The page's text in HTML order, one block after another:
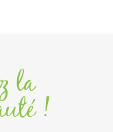
la
!